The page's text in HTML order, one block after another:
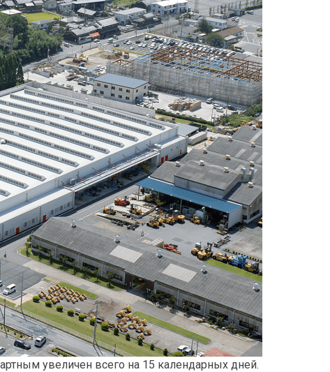
увеличен всего на 15 календарных дней.